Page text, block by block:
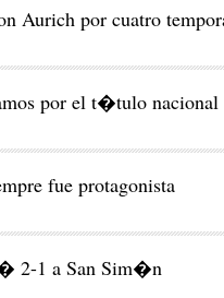
Aurich por cuatro
por el t�tulo nacional
fue protagonista
2-1 a San Sim�n